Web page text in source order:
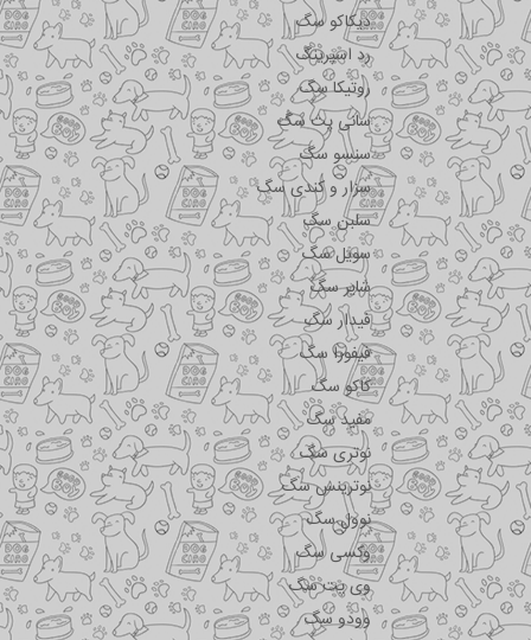
دیکاکو سگ
رد اسپرینگ
روتیکا سگ
سانی پت سگ
سنسو سگ
سزار و کندی سگ
سلبن سگ
سویل سگ
شایر سگ
فیدار سگ
فیفورا سگ
کاکو سگ
مفید سگ
نوتری سگ
نوترینس سگ
نوول سگ
وکسی سگ
وی پت سگ
وودو سگ